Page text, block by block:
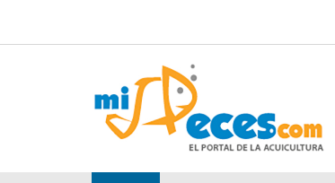
Ir al menú principal (alt + u)